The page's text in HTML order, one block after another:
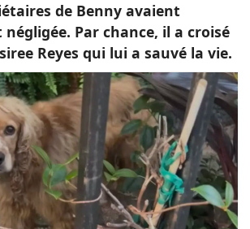
de Benny avaient
Par chance, il a croisé
Reyes qui lui a sauvé la vie.